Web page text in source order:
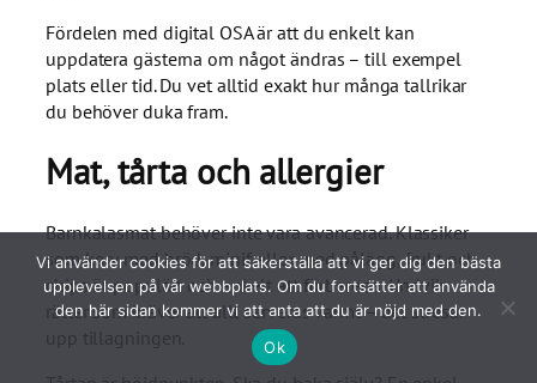
Fördelen med digital OSA är att du enkelt kan
uppdatera gästerna om något ändras – till exempel
plats eller tid. Du vet alltid exakt hur många tallrikar
du behöver duka fram.
Mat, tårta och allergier
Barnkalasmat behöver inte vara avancerad. Klassiker
som korv med bröd, minifrallor med pålägg, frukt och
chips är populärt och enkelt att förbereda. Undvik
rätter som kräver att allt serveras varmt – det stresar
upp tillagningen.
Vi använder cookies för att säkerställa att vi ger dig den bästa
upplevelsen på vår webbplats. Om du fortsätter att använda
den här sidan kommer vi att anta att du är nöjd med den.
Ok